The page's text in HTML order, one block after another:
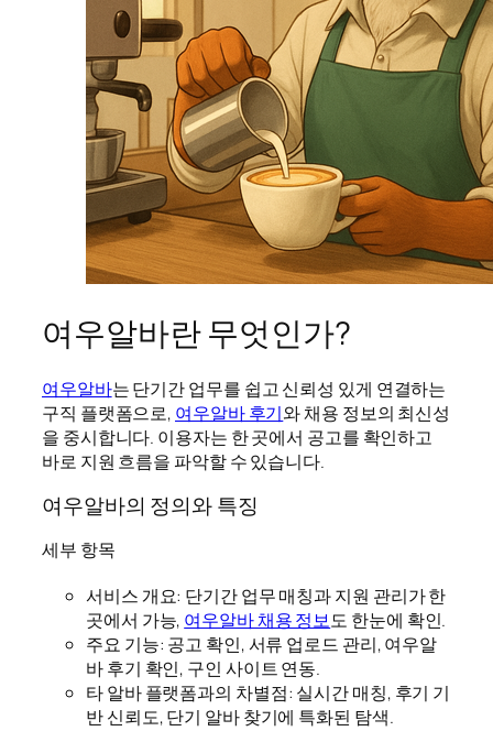
여우알바란 무엇인가?
여우알바는 단기간 업무를 쉽고 신뢰성 있게 연결하는
구직 플랫폼으로, 여우알바 후기와 채용 정보의 최신성
을 중시합니다. 이용자는 한 곳에서 공고를 확인하고
바로 지원 흐름을 파악할 수 있습니다.
여우알바의 정의와 특징
세부 항목
서비스 개요: 단기간 업무 매칭과 지원 관리가 한
곳에서 가능, 여우알바 채용 정보도 한눈에 확인.
주요 기능: 공고 확인, 서류 업로드 관리, 여우알
바 후기 확인, 구인 사이트 연동.
타 알바 플랫폼과의 차별점: 실시간 매칭, 후기 기
반 신뢰도, 단기 알바 찾기에 특화된 탐색.